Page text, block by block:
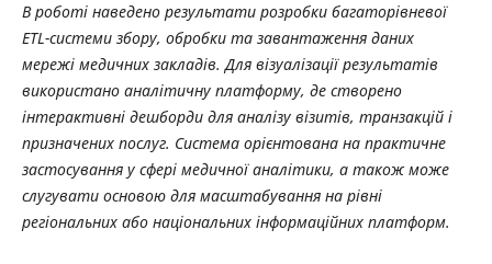
В роботі наведено результати розробки багаторівневої
ETL-системи збору, обробки та завантаження даних
мережі медичних закладів. Для візуалізації результатів
використано аналітичну платформу, де створено
інтерактивні дешборди для аналізу візитів, транзакцій і
призначених послуг. Система орієнтована на практичне
застосування у сфері медичної аналітики, а також може
слугувати основою для масштабування на рівні
регіональних або національних інформаційних платформ.